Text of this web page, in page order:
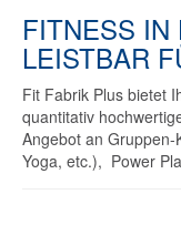
FITNESS IN
LEISTBAR
Fit Fabrik Plus bietet
quantitativ
Angebot an
Yoga, etc.), Power